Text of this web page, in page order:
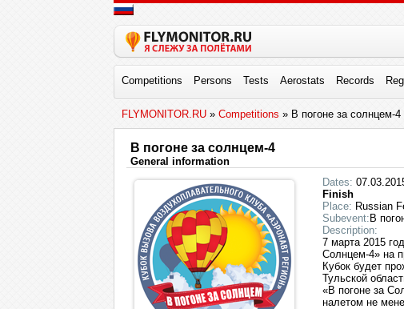
Competitions Persons Tests Aerostats Records
FLYMONITOR.RU » Competitions » В погоне за солнцем-4
В погоне за солнцем-4
General information
Dates:
Finish
Place: Russian
Subevent: В
Description:
7 марта 2015
Солнцем-4» на
Кубок будет
Тульской
«В погоне за
налетом не